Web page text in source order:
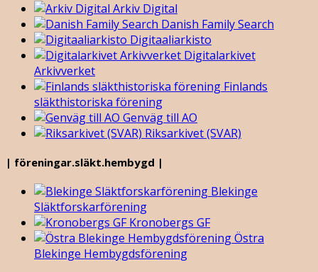
Arkiv Digital
Danish Family Search
Digitaaliarkisto
Digitalarkivet
Arkivverket
Finlands
släkthistoriska förening
Genväg till AO
Riksarkivet (SVAR)
| föreningar.släkt.hembygd |
Blekinge
Släktforskarförening
Kronobergs GF
Östra
Blekinge Hembygdsförening